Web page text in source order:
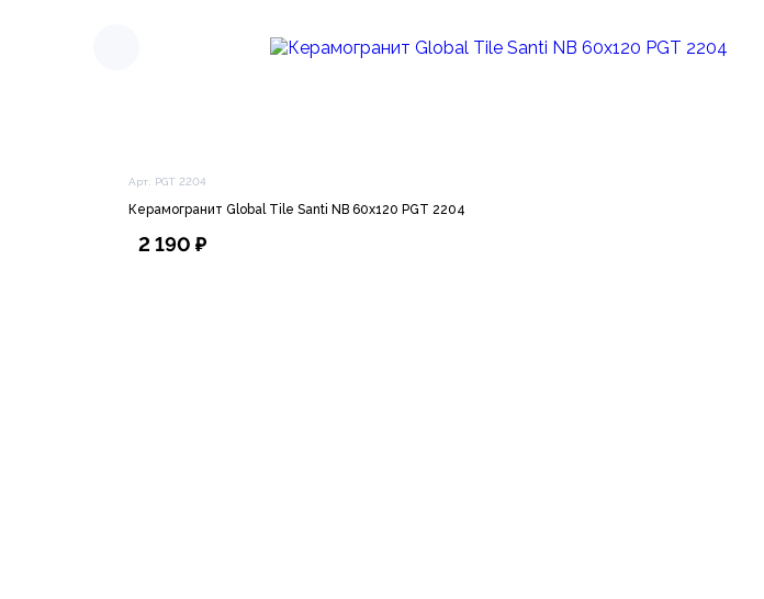
Арт. PGT 2204
Керамогранит Global Tile Santi NB 60х120 PGT 2204
2 190 ₽